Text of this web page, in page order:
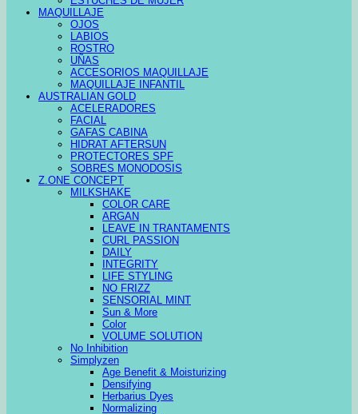
MAQUILLAJE
OJOS
LABIOS
ROSTRO
UÑAS
ACCESORIOS MAQUILLAJE
MAQUILLAJE INFANTIL
AUSTRALIAN GOLD
ACELERADORES
FACIAL
GAFAS CABINA
HIDRAT AFTERSUN
PROTECTORES SPF
SOBRES MONODOSIS
Z.ONE CONCEPT
MILKSHAKE
COLOR CARE
ARGAN
LEAVE IN TRANTAMENTS
CURL PASSION
DAILY
INTEGRITY
LIFE STYLING
NO FRIZZ
SENSORIAL MINT
Sun & More
Color
VOLUME SOLUTION
No Inhibition
Simplyzen
Age Benefit & Moisturizing
Densifying
Herbarius Dyes
Normalizing